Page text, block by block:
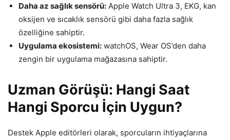
Daha az sağlık sensörü: Apple Watch Ultra 3, EKG, kan
oksijen ve sıcaklık sensörü gibi daha fazla sağlık
özelliğine sahiptir.
Uygulama ekosistemi: watchOS, Wear OS’den daha
zengin bir uygulama mağazasına sahiptir.
Uzman Görüşü: Hangi Saat
Hangi Sporcu İçin Uygun?
Destek Apple editörleri olarak, sporcuların ihtiyaçlarına